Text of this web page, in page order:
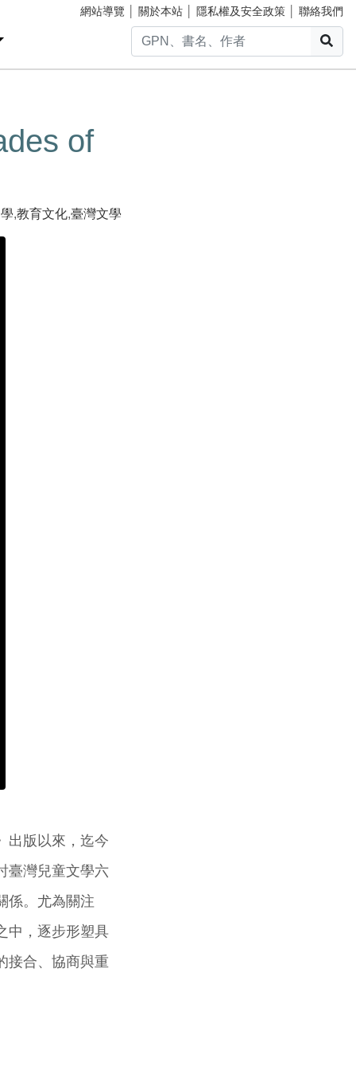
網站導覽 關於本站 隱私權及安全政策 聯絡我們
of
,教育文化,臺灣文學
出版以來，迄今
臺灣兒童文學六
係。尤為關注
中，逐步形塑具
接合、協商與重